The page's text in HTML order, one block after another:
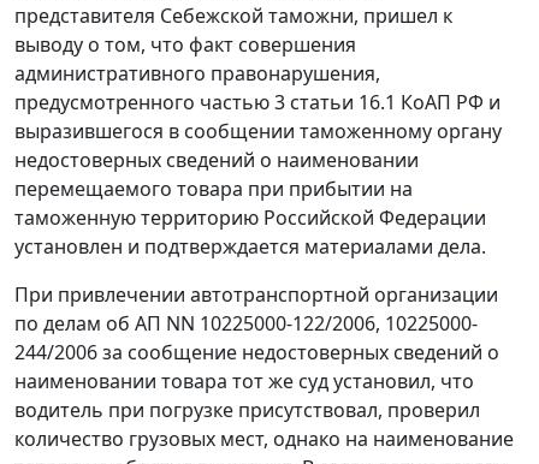
представителя Себежской таможни, пришел к
выводу о том, что факт совершения
административного правонарушения,
предусмотренного частью 3 статьи 16.1 КоАП РФ и
выразившегося в сообщении таможенному органу
недостоверных сведений о наименовании
перемещаемого товара при прибытии на
таможенную территорию Российской Федерации
установлен и подтверждается материалами дела.
При привлечении автотранспортной организации
по делам об АП NN 10225000-122/2006, 10225000-
244/2006 за сообщение недостоверных сведений о
наименовании товара тот же суд установил, что
водитель при погрузке присутствовал, проверил
количество грузовых мест, однако на наименование